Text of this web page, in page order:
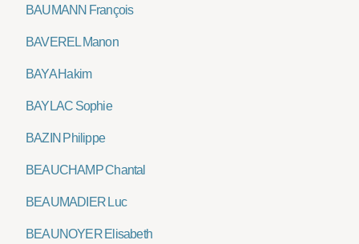
BAUMANN François
BAVEREL Manon
BAYA Hakim
BAYLAC Sophie
BAZIN Philippe
BEAUCHAMP Chantal
BEAUMADIER Luc
BEAUNOYER Elisabeth